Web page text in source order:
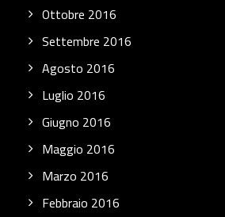
Ottobre 2016
Settembre 2016
Agosto 2016
Luglio 2016
Giugno 2016
Maggio 2016
Marzo 2016
Febbraio 2016